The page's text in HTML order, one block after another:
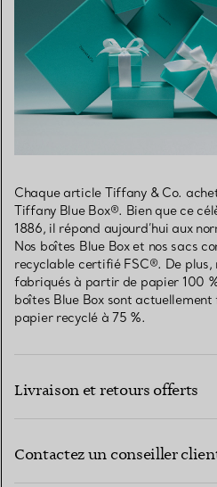
Chaque article Tiffany & Co.
Tiffany Blue Box®. Bien que ce
1886, il répond aujourd’hui aux
Nos boîtes Blue Box et nos sacs
recyclable certifié FSC®. De plus,
fabriqués à partir de papier 100
boîtes Blue Box sont
papier recyclé à 75 %.
Livraison et retours offerts
Contactez un conseiller